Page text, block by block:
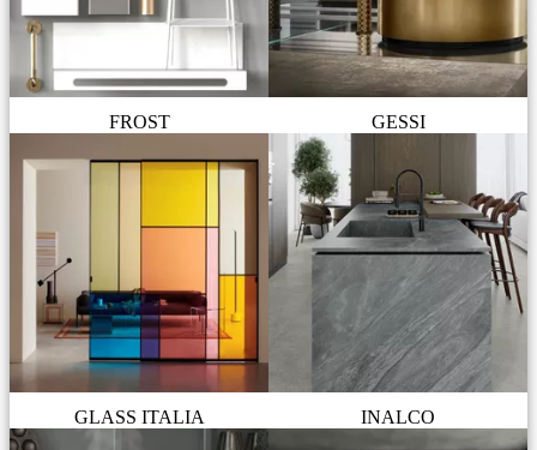
FROST GESSI
GLASS ITALIA INALCO